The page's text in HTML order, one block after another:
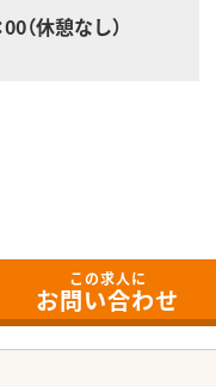
（休憩なし）
この求人に
お問い合わせ